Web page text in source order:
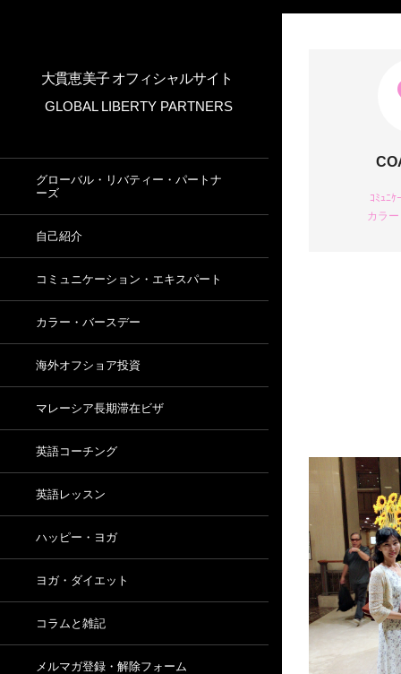
大貫恵美子 オフィシャルサイト
GLOBAL LIBERTY PARTNERS
グローバル・リバティー・パートナ
ーズ
自己紹介
コミュニケーション・エキスパート
カラー・バースデー
海外オフショア投資
マレーシア長期滞在ビザ
英語コーチング
英語レッスン
ハッピー・ヨガ
ヨガ・ダイエット
コラムと雑記
メルマガ登録・解除フォーム
ｺﾐｭﾆｹ
カラ